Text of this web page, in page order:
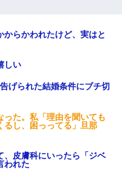
げられた結婚条件にブチ切
、皮膚科にいったら「ジベ
れた
ら慰謝料を払って離婚し
「お前、これが詐欺だっ
からかわれたけど、実はと
しい
げられた結婚条件にブチ切
った。私「理由を聞いても
るし、困っってる」旦那
、皮膚科にいったら「ジベ
われた